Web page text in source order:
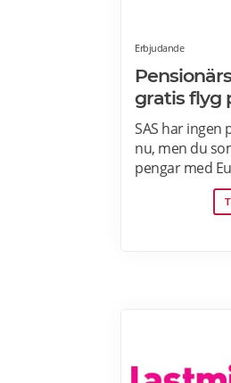
Erbjudande
gratis flyg
SAS har
nu, men du
pengar med
Tjäna poäng
snabbmat